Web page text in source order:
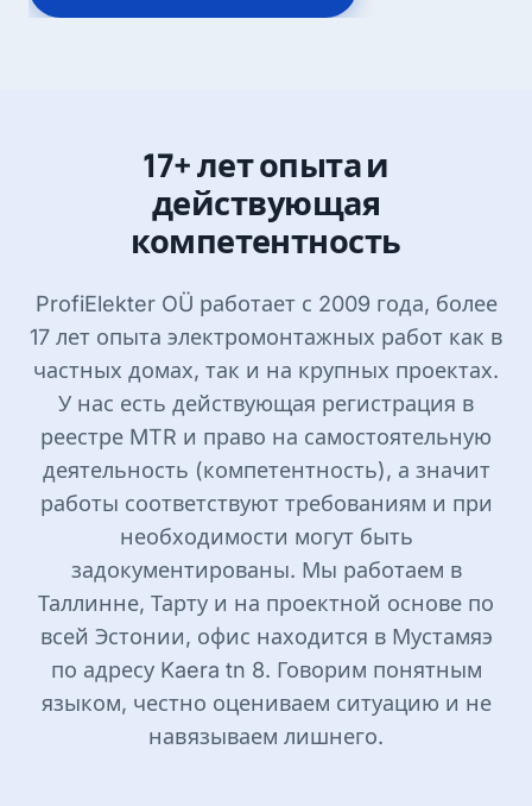
17+ лет опыта и
действующая
компетентность
ProfiElekter OÜ работает с 2009 года, более
17 лет опыта электромонтажных работ как в
частных домах, так и на крупных проектах.
У нас есть действующая регистрация в
реестре MTR и право на самостоятельную
деятельность (компетентность), а значит
работы соответствуют требованиям и при
необходимости могут быть
задокументированы. Мы работаем в
Таллинне, Тарту и на проектной основе по
всей Эстонии, офис находится в Мустамяэ
по адресу Kaera tn 8. Говорим понятным
языком, честно оцениваем ситуацию и не
навязываем лишнего.